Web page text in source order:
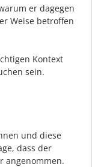
er dagegen
Weise betroffen
Kontext
sein.
und diese
dass der
angenommen.